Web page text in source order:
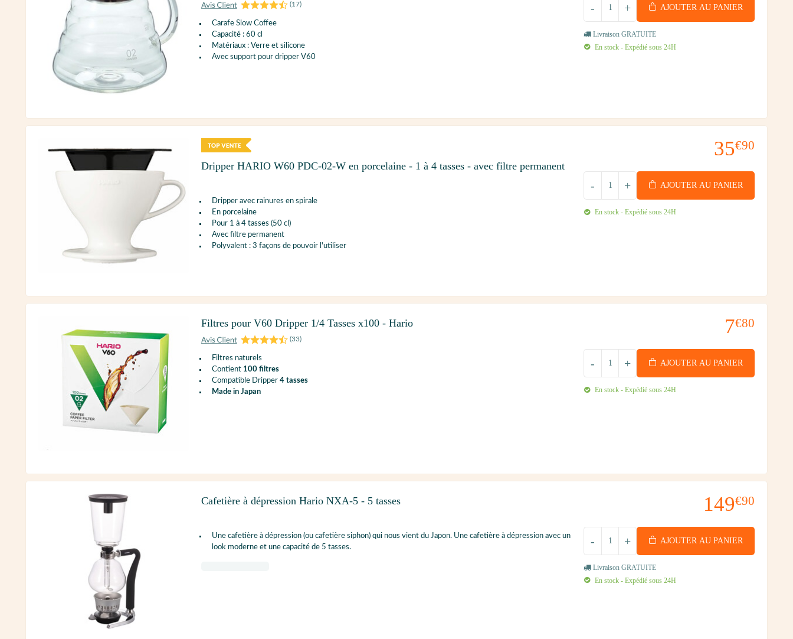
(17)
Carafe Slow Coffee
Capacité : 60 cl
Matériaux : Verre et silicone
Avec support pour dripper V60
+
- AJOUTER AU PANIER
Livraison GRATUITE
En stock - Expédié sous 24H
Dripper HARIO W60 PDC-02-W en porcelaine - 1 à 4 tasses - avec filtre permanent
Dripper avec rainures en spirale
En porcelaine
Pour 1 à 4 tasses (50 cl)
Avec filtre permanent
Polyvalent : 3 façons de pouvoir l'utiliser
35€90
+
- AJOUTER AU PANIER
En stock - Expédié sous 24H
Filtres pour V60 Dripper 1/4 Tasses x100 - Hario
(33)
Filtres naturels
Contient 100 filtres
Compatible Dripper 4 tasses
Made in Japan
7€80
+
- AJOUTER AU PANIER
En stock - Expédié sous 24H
Cafetière à dépression Hario NXA-5 - 5 tasses
Une cafetière à dépression (ou cafetière siphon) qui nous vient du Japon. Une cafetière à dépression avec un
look moderne et une capacité de 5 tasses.
149€90
+
- AJOUTER AU PANIER
Livraison GRATUITE
En stock - Expédié sous 24H